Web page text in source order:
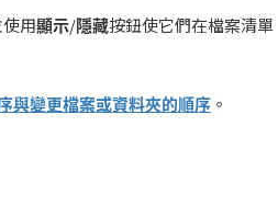
用顯示/隱藏按鈕使它們在檔案清單
與變更檔案或資料夾的順序。